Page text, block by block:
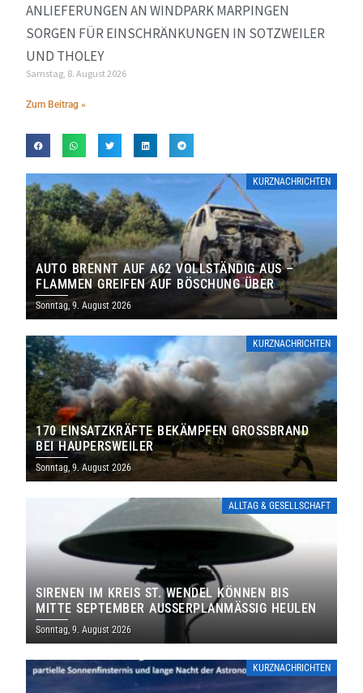
ANLIEFERUNGEN AN WINDPARK MARPINGEN
SORGEN FÜR EINSCHRÄNKUNGEN IN SOTZWEILER
UND THOLEY
Samstag, 8. August 2026
Zum Beitrag »
KURZNACHRICHTEN
AUTO BRENNT AUF A62 VOLLSTÄNDIG AUS –
FLAMMEN GREIFEN AUF BÖSCHUNG ÜBER
Sonntag, 9. August 2026
KURZNACHRICHTEN
170 EINSATZKRÄFTE BEKÄMPFEN GROSSBRAND B
EI HAUPERSWEILER
Sonntag, 9. August 2026
ALLTAG & GESELLSCHAFT
SIRENEN IM KREIS ST. WENDEL KÖNNEN BIS
MITTE SEPTEMBER AUSSERPLANMÄSSIG HEULEN
Sonntag, 9. August 2026
KURZNACHRICHTEN